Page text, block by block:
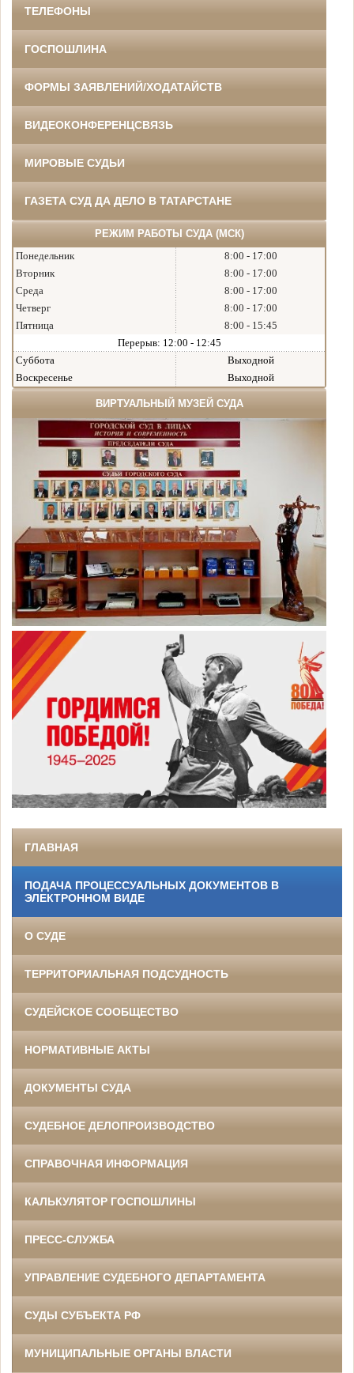
ТЕЛЕФОНЫ
ГОСПОШЛИНА
ФОРМЫ ЗАЯВЛЕНИЙ/ХОДАТАЙСТВ
ВИДЕОКОНФЕРЕНЦСВЯЗЬ
МИРОВЫЕ СУДЬИ
ГАЗЕТА СУД ДА ДЕЛО В ТАТАРСТАНЕ
РЕЖИМ РАБОТЫ СУДА (МСК)
Понедельник
8:00 - 17:00
Вторник
8:00 - 17:00
Среда
8:00 - 17:00
Четверг
8:00 - 17:00
Пятница
8:00 - 15:45
Перерыв: 12:00 - 12:45
Суббота
Выходной
Воскресенье
Выходной
ВИРТУАЛЬНЫЙ МУЗЕЙ СУДА
ГЛАВНАЯ
ПОДАЧА ПРОЦЕССУАЛЬНЫХ ДОКУМЕНТОВ В
ЭЛЕКТРОННОМ ВИДЕ
О СУДЕ
ТЕРРИТОРИАЛЬНАЯ ПОДСУДНОСТЬ
СУДЕЙСКОЕ СООБЩЕСТВО
НОРМАТИВНЫЕ АКТЫ
ДОКУМЕНТЫ СУДА
СУДЕБНОЕ ДЕЛОПРОИЗВОДСТВО
СПРАВОЧНАЯ ИНФОРМАЦИЯ
КАЛЬКУЛЯТОР ГОСПОШЛИНЫ
ПРЕСС-СЛУЖБА
УПРАВЛЕНИЕ СУДЕБНОГО ДЕПАРТАМЕНТА
СУДЫ СУБЪЕКТА РФ
МУНИЦИПАЛЬНЫЕ ОРГАНЫ ВЛАСТИ